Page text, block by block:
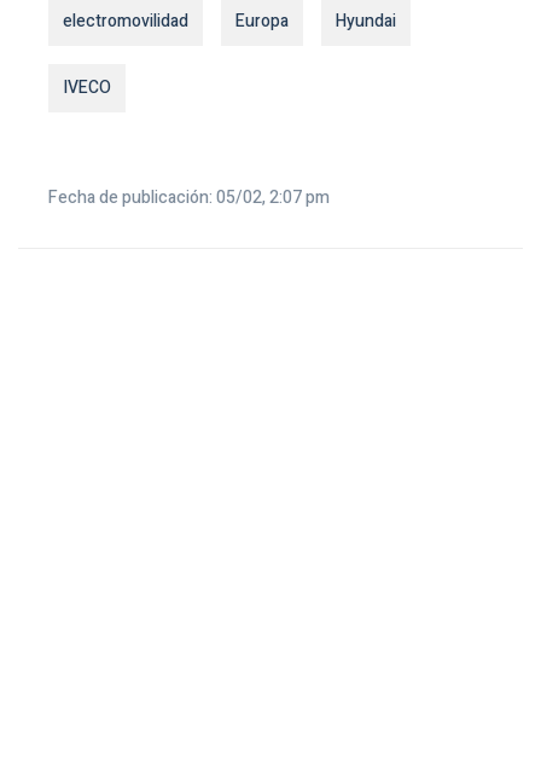
electromovilidad Europa Hyundai
IVECO
Fecha de publicación: 05/02, 2:07 pm